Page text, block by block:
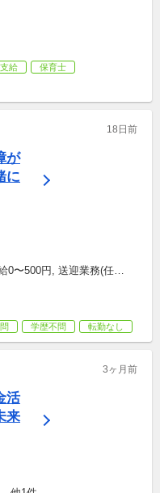
給
保育士
18日前
が
に
0〜500円, 送迎業務(任
学歴不問 転勤なし
3ヶ月前
活
来